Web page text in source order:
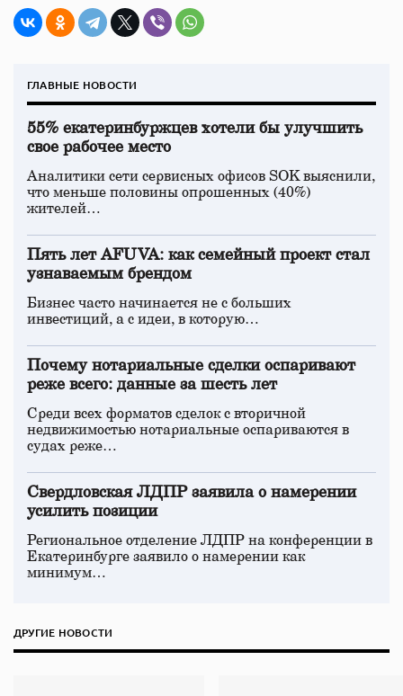
ГЛАВНЫЕ НОВОСТИ
55% екатеринбуржцев хотели бы улучшить
свое рабочее место
Аналитики сети сервисных офисов SOK выяснили,
что меньше половины опрошенных (40%)
жителей…
Пять лет AFUVA: как семейный проект стал
узнаваемым брендом
Бизнес часто начинается не с больших
инвестиций, а с идеи, в которую…
Почему нотариальные сделки оспаривают
реже всего: данные за шесть лет
Среди всех форматов сделок с вторичной
недвижимостью нотариальные оспариваются в
судах реже…
Свердловская ЛДПР заявила о намерении
усилить позиции
Региональное отделение ЛДПР на конференции в
Екатеринбурге заявило о намерении как
минимум…
ДРУГИЕ НОВОСТИ